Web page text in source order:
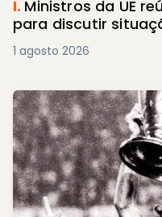
I. Ministros da UE
para discutir
1 agosto 2026